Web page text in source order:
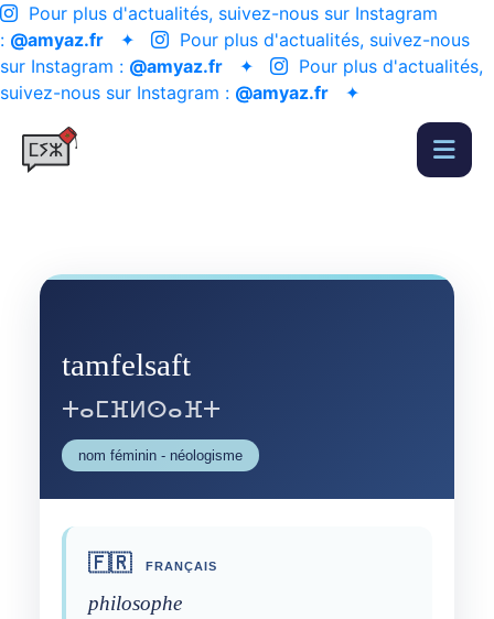
Pour plus d'actualités, suivez-nous sur Instagram
: @amyaz.fr ✦
Pour plus d'actualités, suivez-nous
sur Instagram : @amyaz.fr ✦
Pour plus d'actualités,
suivez-nous sur Instagram : @amyaz.fr ✦
tamfelsaft
ⵜⴰⵎⴼⵍⵙⴰⴼⵜ
nom féminin - néologisme
🇫🇷 FRANÇAIS
philosophe